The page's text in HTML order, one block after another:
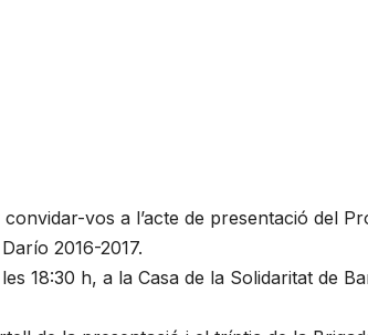
vos a l’acte de presentació del
2016-2017.
18:30 h, a la Casa de la Solidaritat de